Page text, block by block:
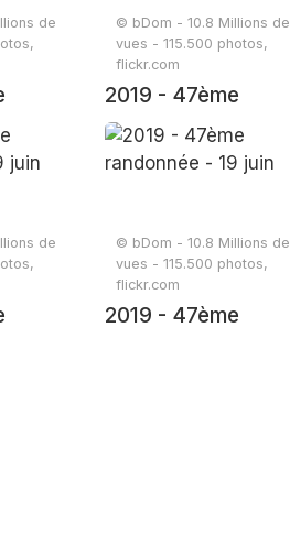
de
juin
© bDom - 10.8 Millions de
vues - 115.500 photos,
flickr.com
2019 - 47ème
randonnée - 19 juin
de
© bDom - 10.8 Millions de
vues - 115.500 photos,
flickr.com
2019 - 47ème